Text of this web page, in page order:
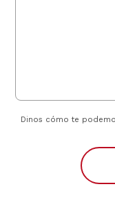
Dinos cómo te